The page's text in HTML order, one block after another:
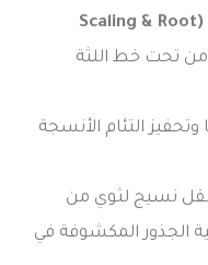
تنظيف الجذور وتسويتها (Scaling & Root
من تحت خط اللثة
وتحفيز التئام الأنسجة
نسيج لثوي من
الجذور المكشوفة في